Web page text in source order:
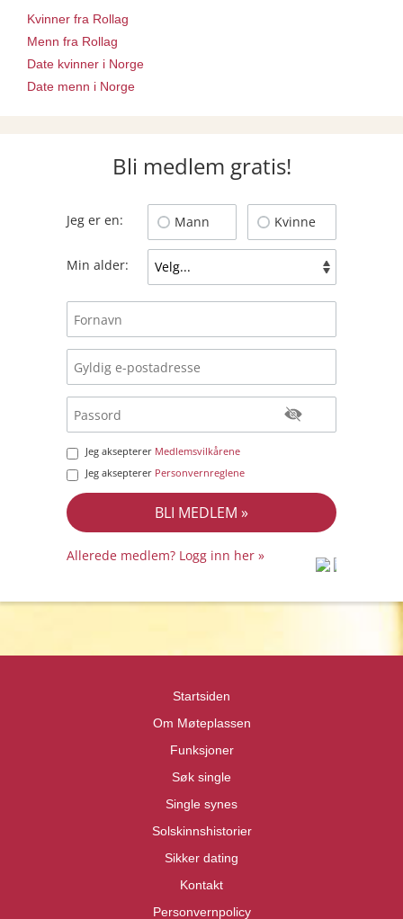
Kvinner fra Rollag
Menn fra Rollag
Date kvinner i Norge
Date menn i Norge
Bli medlem gratis!
Jeg er en: Mann Kvinne
Min alder:
Jeg aksepterer Medlemsvilkårene
Jeg aksepterer Personvernreglene
Allerede medlem? Logg inn her »
Startsiden
Om Møteplassen
Funksjoner
Søk single
Single synes
Solskinnshistorier
Sikker dating
Kontakt
Personvernpolicy